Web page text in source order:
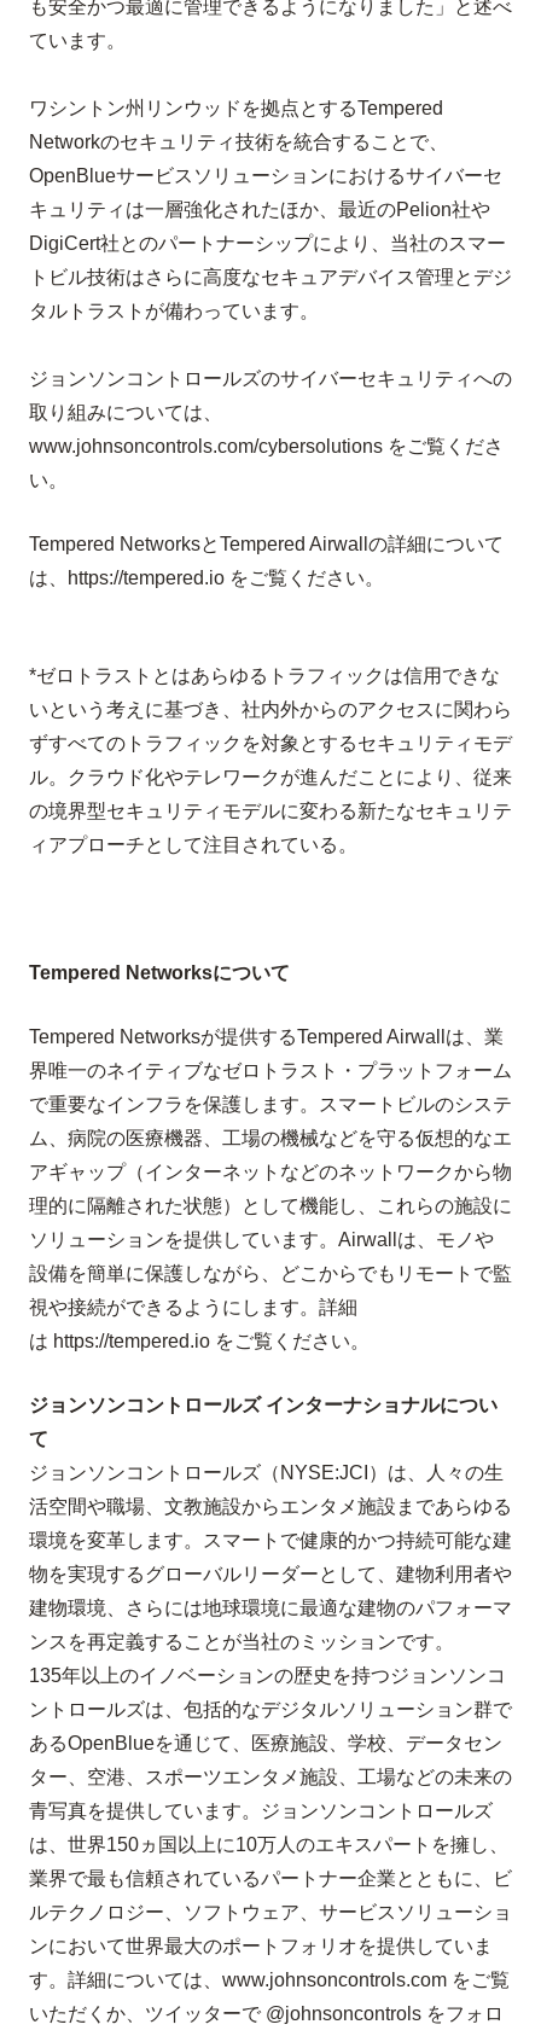
も安全かつ最適に管理できるようになりました」と述べ
ています。
ワシントン州リンウッドを拠点とするTempered
Networkのセキュリティ技術を統合することで、
OpenBlueサービスソリューションにおけるサイバーセ
キュリティは一層強化されたほか、最近のPelion社や
DigiCert社とのパートナーシップにより、当社のスマー
トビル技術はさらに高度なセキュアデバイス管理とデジ
タルトラストが備わっています。
ジョンソンコントロールズのサイバーセキュリティへの
取り組みについては、
www.johnsoncontrols.com/cybersolutions をご覧くださ
い。
Tempered NetworksとTempered Airwall の詳細について
は、
https://tempered.io をご覧ください。
*ゼロトラストとはあらゆるトラフィックは信用できな
いという考えに基づき、社内外からのアクセスに関わら
ずすべてのトラフィックを対象とするセキュリティモデ
ル。クラウド化やテレワークが進んだことにより、従来
の境界型セキュリティモデルに変わる新たなセキュリテ
ィアプローチとして注目されている。
Tempered Networksについて
Tempered Networksが提供するTempered Airwall は、業
界唯一のネイティブなゼロトラスト・プラットフォーム
で重要なインフラを保護します。スマートビルのシステ
ム、病院の医療機器、工場の機械などを守る仮想的なエ
アギャップ（インターネットなどのネットワークから物
理的に隔離された状態）として機能し、これらの施設に
ソリューションを提供しています。 Airwall は、モノや
設備を簡単に保護しながら、どこからでもリモートで監
視や接続ができるようにします。詳細
は https://tempered.io をご覧ください。
ジョンソンコントロールズ インターナショナルについ
て
ジョンソンコントロールズ（ NYSE:JCI ）は、人々の生
活空間や職場、文教施設からエンタメ施設まであらゆる
環境を変革します。スマートで健康的かつ持続可能な建
物を実現するグローバルリーダーとして、建物利用者や
建物環境、さらには地球環境に最適な建物のパフォーマ
ンスを再定義することが当社のミッションです。
135年以上のイノベーションの歴史を持つジョンソンコ
ントロールズは、包括的なデジタルソリューション群で
あるOpenBlueを通じて、医療施設、学校、データセン
ター、空港、スポーツエンタメ施設、工場などの未来の
青写真を提供しています。ジョンソンコントロールズ
は、世界150ヵ国以上に10万人のエキスパートを擁し、
業界で最も信頼されているパートナー企業とともに、ビ
ルテクノロジー、ソフトウェア、サービスソリューショ
ンにおいて世界最大のポートフォリオを提供していま
す。詳細については、 www.johnsoncontrols.com をご覧
いただくか、ツイッターで @johnsoncontrols をフォロ